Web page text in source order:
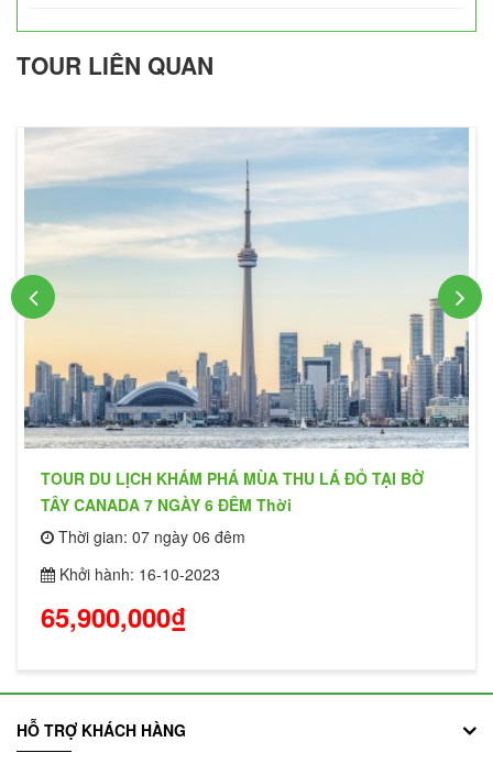
TOUR LIÊN QUAN
TOUR DU LỊCH KHÁM PHÁ MÙA THU LÁ ĐỎ TẠI BỜ
TÂY CANADA 7 NGÀY 6 ĐÊM Thời
Thời gian: 07 ngày 06 đêm
Khởi hành: 16-10-2023
65,900,000₫
HỖ TRỢ KHÁCH HÀNG